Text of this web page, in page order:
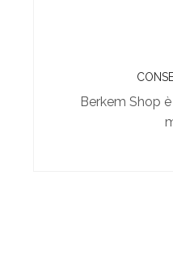
Berkem Shop